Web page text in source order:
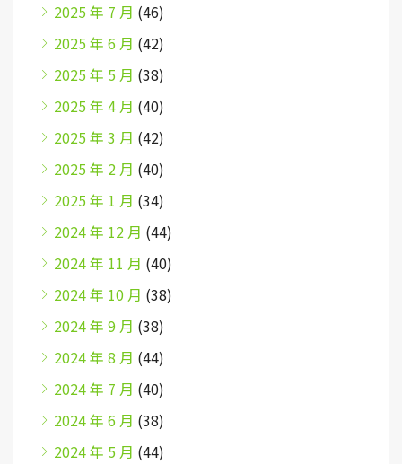
2025 年 7 月 (46)
2025 年 6 月 (42)
2025 年 5 月 (38)
2025 年 4 月 (40)
2025 年 3 月 (42)
2025 年 2 月 (40)
2025 年 1 月 (34)
2024 年 12 月 (44)
2024 年 11 月 (40)
2024 年 10 月 (38)
2024 年 9 月 (38)
2024 年 8 月 (44)
2024 年 7 月 (40)
2024 年 6 月 (38)
2024 年 5 月 (44)